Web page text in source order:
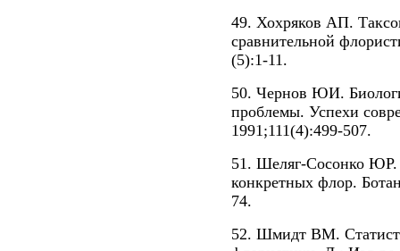
49. Хохряков АП.
сравнительной
(5):1-11.
50. Чернов ЮИ.
проблемы. Успехи
1991;111(4):499-507.
51. Шеляг-Сосонко ЮР.
конкретных флор.
74.
52. Шмидт ВМ.